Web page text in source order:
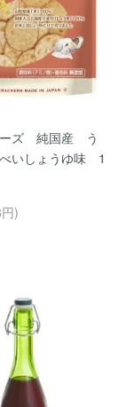
ーズ 純国産 う
いしょうゆ味 1
)